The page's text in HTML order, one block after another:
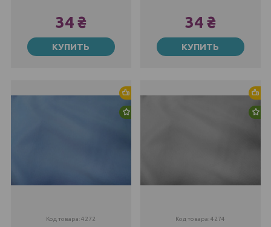
34 ₴
Метр
34 ₴ КУПИТЬ
34 ₴
Метр
34 ₴ КУПИТЬ
Код товара: 4272 Код товара: 4274